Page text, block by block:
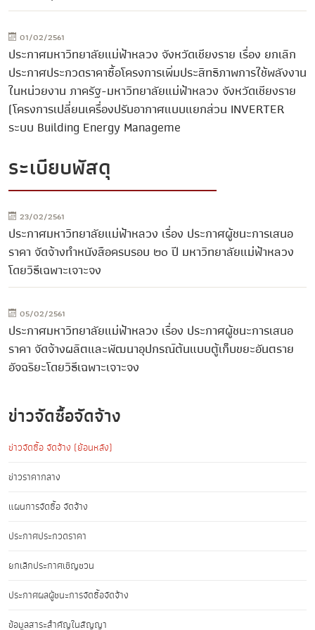
01/02/2561
ประกาศมหาวิทยาลัยแม่ฟ้าหลวง จังหวัดเชียงราย เรื่อง ยกเลิก
ประกาศประกวดราคาซื้อโครงการเพิ่มประสิทธิภาพการใช้พลังงาน
ในหน่วยงาน ภาครัฐ-มหาวิทยาลัยแม่ฟ้าหลวง จังหวัดเชียงราย
(โครงการเปลี่ยนเครื่องปรับอากาศแบบแยกส่วน INVERTER
ระบบ Building Energy Manageme
ระเบียบพัสดุ
23/02/2561
ประกาศมหาวิทยาลัยแม่ฟ้าหลวง เรื่อง ประกาศผู้ชนะการเสนอ
ราคา จัดจ้างทำหนังสือครบรอบ ๒๐ ปี มหาวิทยาลัยแม่ฟ้าหลวง
โดยวิธีเฉพาะเจาะจง
05/02/2561
ประกาศมหาวิทยาลัยแม่ฟ้าหลวง เรื่อง ประกาศผู้ชนะการเสนอ
ราคา จัดจ้างผลิตและพัฒนาอุปกรณ์ต้นแบบตู้เก็บขยะอันตราย
อัจฉริยะโดยวิธีเฉพาะเจาะจง
ข่าวจัดซื้อจัดจ้าง
ข่าวจัดซื้อ จัดจ้าง (ย้อนหลัง)
ข่าวราคากลาง
แผนการจัดซื้อ จัดจ้าง
ประกาศประกวดราคา
ยกเลิกประกาศเชิญชวน
ประกาศผลผู้ชนะการจัดซื้อจัดจ้าง
ข้อมูลสาระสำคัญในสัญญา